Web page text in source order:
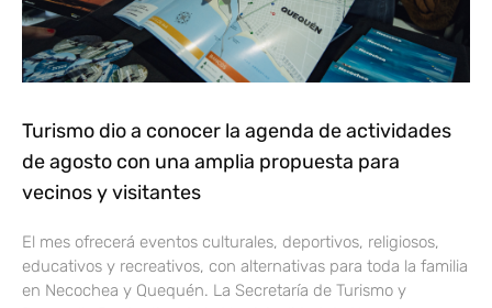
Turismo dio a conocer la agenda de actividades
de agosto con una amplia propuesta para
vecinos y visitantes
El mes ofrecerá eventos culturales, deportivos, religiosos,
educativos y recreativos, con alternativas para toda la familia
en Necochea y Quequén. La Secretaría de Turismo y